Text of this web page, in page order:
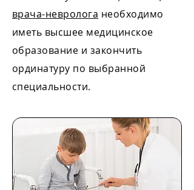
врача-невролога необходимо
иметь высшее медицинское
образование и закончить
ординатуру по выбранной
специальности.